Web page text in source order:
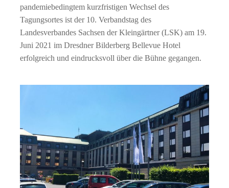
pandemiebedingtem kurzfristigen Wechsel des
Tagungsortes ist der 10. Verbandstag des
Landesverbandes Sachsen der Kleingärtner (LSK) am 19.
Juni 2021 im Dresdner Bilderberg Bellevue Hotel
erfolgreich und eindrucksvoll über die Bühne gegangen.